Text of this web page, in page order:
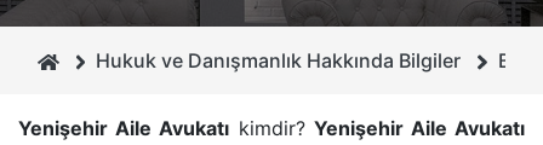
GAYRIMENKUL HUKUKU
BOŞANMA VE AILE HUKUKU
CEZA MAHKEMELERI
İHTIYATI HACIZ
Hukuk ve Danışmanlık Hakkında Bilgiler
Yenişehir Aile Avukatı kimdir? Yenişehir Aile Avukatı